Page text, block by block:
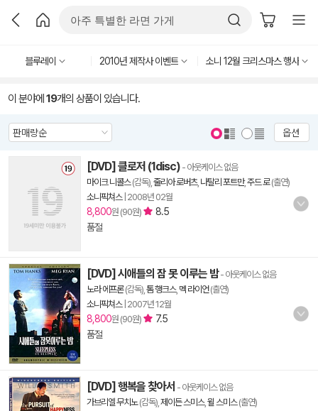
블루레이 2010년 제작사 이벤트 소니 12월 크리스마스 행사
이 분야에 19개의 상품이 있습니다.
옵션
[DVD] 클로저 (1disc) - 아웃케이스 없음
마이크 니콜스(감독), 줄리아 로버츠, 나탈리 포트만,주드 로(출연)
소니픽쳐스| 2008년 02월
8,800원 (90원)
8.5
품절
[DVD] 시애틀의 잠 못 이루는 밤- 아웃케이스 없음
노라 에프론(감독), 톰 행크스, 멕 라이언(출연)
소니픽쳐스| 2007년 12월
8,800원 (90원)
7.5
품절
[DVD] 행복을 찾아서 - 아웃케이스 없음
가브리엘 무치노(감독), 제이든 스미스, 윌 스미스(출연)